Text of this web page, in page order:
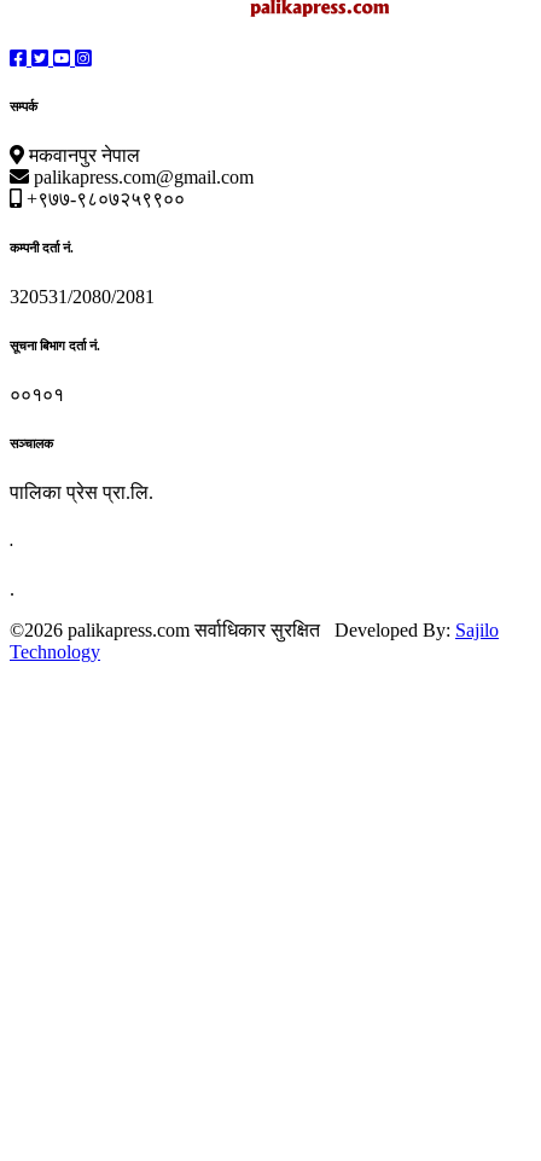
सम्पर्क
मकवानपुर नेपाल
palikapress.com@gmail.com
+९७७-९८०७२५९९००
कम्पनी दर्ता नं.
320531/2080/2081
सूचना बिभाग दर्ता नं.
००१०१
सञ्चालक
पालिका प्रेस प्रा.लि.
.
.
©2026 palikapress.com सर्वाधिकार सुरक्षित Developed By: Sajilo
Technology